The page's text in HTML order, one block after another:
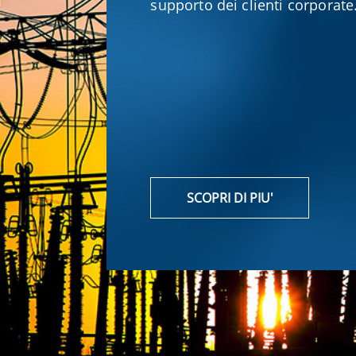
supporto dei clienti
SCOPRI DI PIU'